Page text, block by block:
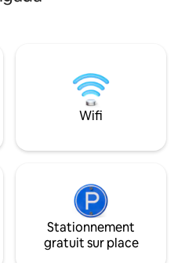
d'un petit
été
font partie de
Wifi
Stationnement
gratuit sur place